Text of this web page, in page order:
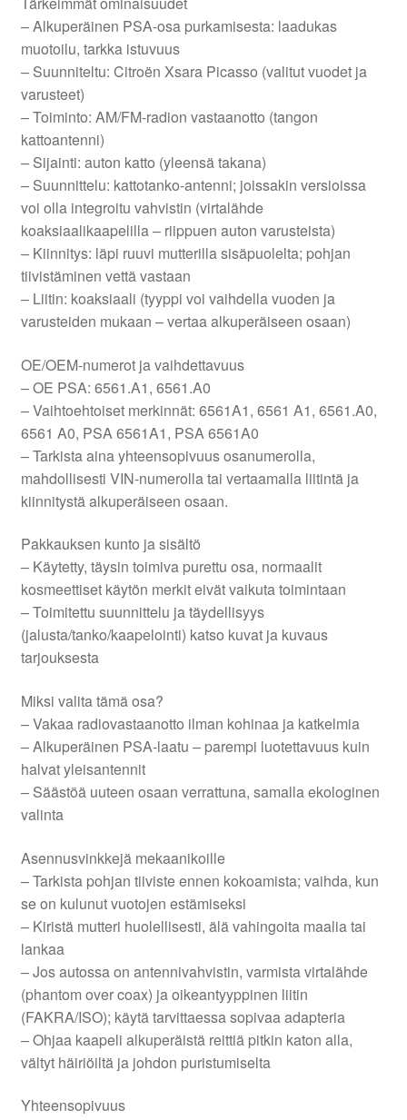
– Alkuperäinen PSA-osa purkamisesta: laadukas
muotoilu, tarkka istuvuus
– Suunniteltu: Citroën Xsara Picasso (valitut vuodet ja
varusteet)
– Toiminto: AM/FM-radion vastaanotto (tangon
kattoantenni)
– Sijainti: auton katto (yleensä takana)
– Suunnittelu: kattotanko-antenni; joissakin versioissa
voi olla integroitu vahvistin (virtalähde
koaksiaalikaapelilla – riippuen auton varusteista)
– Kiinnitys: läpi ruuvi mutterilla sisäpuolelta; pohjan
tiivistäminen vettä vastaan
– Liitin: koaksiaali (tyyppi voi vaihdella vuoden ja
varusteiden mukaan – vertaa alkuperäiseen osaan)
OE/OEM-numerot ja vaihdettavuus
– OE PSA: 6561.A1, 6561.A0
– Vaihtoehtoiset merkinnät: 6561A1, 6561 A1, 6561.A0,
6561 A0, PSA 6561A1, PSA 6561A0
– Tarkista aina yhteensopivuus osanumerolla,
mahdollisesti VIN-numerolla tai vertaamalla liitintä ja
kiinnitystä alkuperäiseen osaan.
Pakkauksen kunto ja sisältö
– Käytetty, täysin toimiva purettu osa, normaalit
kosmeettiset käytön merkit eivät vaikuta toimintaan
– Toimitettu suunnittelu ja täydellisyys
(jalusta/tanko/kaapelointi) katso kuvat ja kuvaus
tarjouksesta
Miksi valita tämä osa?
– Vakaa radiovastaanotto ilman kohinaa ja katkelmia
– Alkuperäinen PSA-laatu – parempi luotettavuus kuin
halvat yleisantennit
– Säästöä uuteen osaan verrattuna, samalla ekologinen
valinta
Asennusvinkkejä mekaanikoille
– Tarkista pohjan tiiviste ennen kokoamista; vaihda, kun
se on kulunut vuotojen estämiseksi
– Kiristä mutteri huolellisesti, älä vahingoita maalia tai
lankaa
– Jos autossa on antennivahvistin, varmista virtalähde
(phantom over coax) ja oikeantyyppinen liitin
(FAKRA/ISO); käytä tarvittaessa sopivaa adapteria
– Ohjaa kaapeli alkuperäistä reittiä pitkin katon alla,
vältyt häiriöiltä ja johdon puristumiselta
Yhteensopivuus